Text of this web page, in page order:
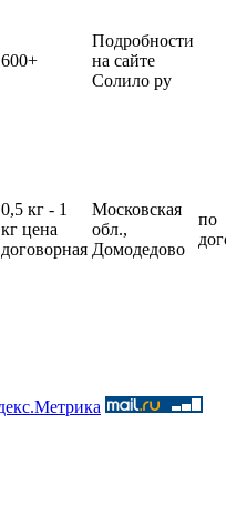
600+
Подробности
на сайте
Солило ру
0,5 кг - 1
кг цена
договорная
Московская
обл.,
Домодедово
по